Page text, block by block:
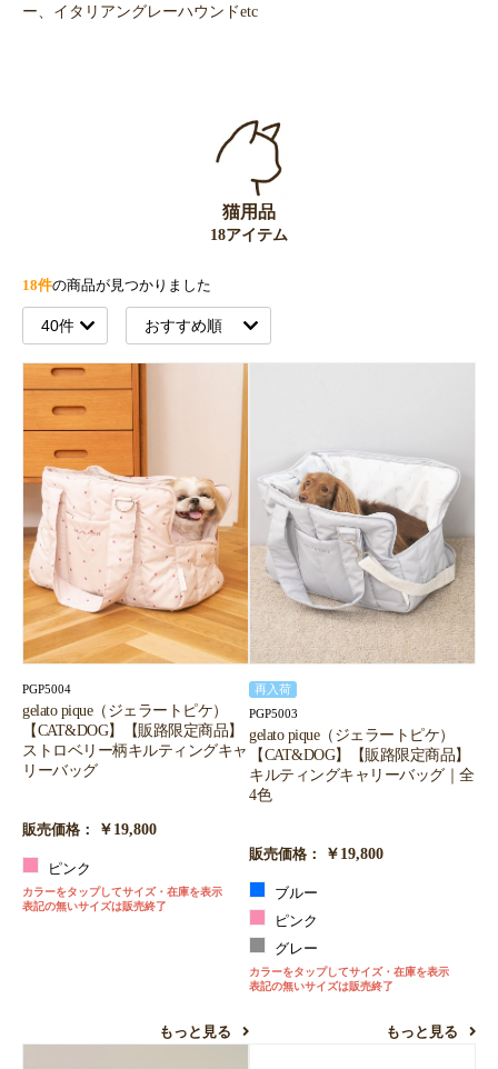
ー、イタリアングレーハウンドetc
猫用品
18アイテム
18件の商品が見つかりました
PGP5004
gelato pique（ジェラートピケ）
【CAT&DOG】【販路限定商品】
ストロベリー柄キルティングキャ
リーバッグ
販売価格： ￥19,800
ピンク
カラーをタップしてサイズ・在庫を表示
表記の無いサイズは販売終了
もっと見る
再入荷
PGP5003
gelato pique（ジェラートピケ）
【CAT&DOG】【販路限定商品】
キルティングキャリーバッグ｜全
4色
販売価格： ￥19,800
ブルー
ピンク
グレー
カラーをタップしてサイズ・在庫を表示
表記の無いサイズは販売終了
もっと見る